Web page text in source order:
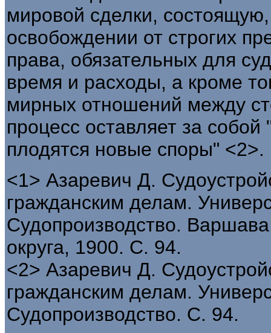
мировой сделки,
освобождении от строгих
права, обязательных для
время и расходы, а кроме
мирных отношений между
процесс оставляет за собой
плодятся новые споры" <2>.
<1> Азаревич Д.
гражданским делам.
Судопроизводство.
округа, 1900. С. 94.
<2> Азаревич Д.
гражданским делам.
Судопроизводство. С. 94.